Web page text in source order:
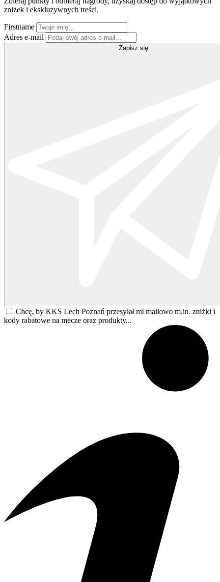
zniżek i ekskluzywnych treści.
Firstname
Adres e-mail
Zapisz się
Chcę, by KKS Lech Poznań przesyłał mi mailowo m.in. zniżki i
kody rabatowe na mecze oraz produkty...